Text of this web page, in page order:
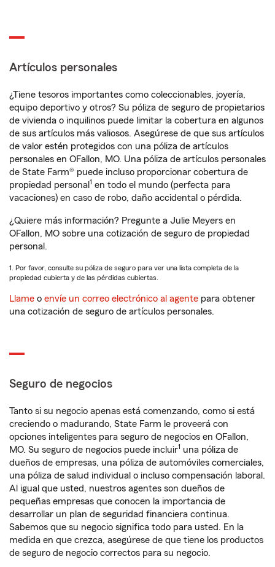
Artículos personales
¿Tiene tesoros importantes como coleccionables, joyería,
equipo deportivo y otros? Su póliza de seguro de propietarios
de vivienda o inquilinos puede limitar la cobertura en algunos
de sus artículos más valiosos. Asegúrese de que sus artículos
de valor estén protegidos con una póliza de artículos
personales en OFallon, MO. Una póliza de artículos personales
de State Farm® puede incluso proporcionar cobertura de
propiedad personal 1 en todo el mundo (perfecta para
vacaciones) en caso de robo, daño accidental o pérdida.
¿Quiere más información? Pregunte a Julie Meyers en
OFallon, MO sobre una cotización de seguro de propiedad
personal.
1. Por favor, consulte su póliza de seguro para ver una lista completa de la
propiedad cubierta y de las pérdidas cubiertas.
Llame o envíe un correo electrónico al agente para obtener
una cotización de seguro de artículos personales.
Seguro de negocios
Tanto si su negocio apenas está comenzando, como si está
creciendo o madurando, State Farm le proveerá con
opciones inteligentes para seguro de negocios en OFallon,
MO. Su seguro de negocios puede incluir1 una póliza de
dueños de empresas, una póliza de automóviles comerciales,
una póliza de salud individual o incluso compensación laboral.
Al igual que usted, nuestros agentes son dueños de
pequeñas empresas que conocen la importancia de
desarrollar un plan de seguridad financiera continua.
Sabemos que su negocio significa todo para usted. En la
medida en que crezca, asegúrese de que tiene los productos
de seguro de negocio correctos para su negocio.